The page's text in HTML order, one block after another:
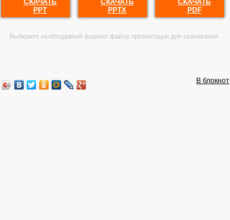
СКАЧАТЬ
PPT
СКАЧАТЬ
PPTX
СКАЧАТЬ
PDF
Выберите необходимый формат файла презентации для скачивания
В блокнот